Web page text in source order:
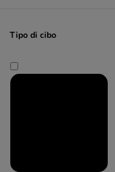
Complementi
Tipo di cibo